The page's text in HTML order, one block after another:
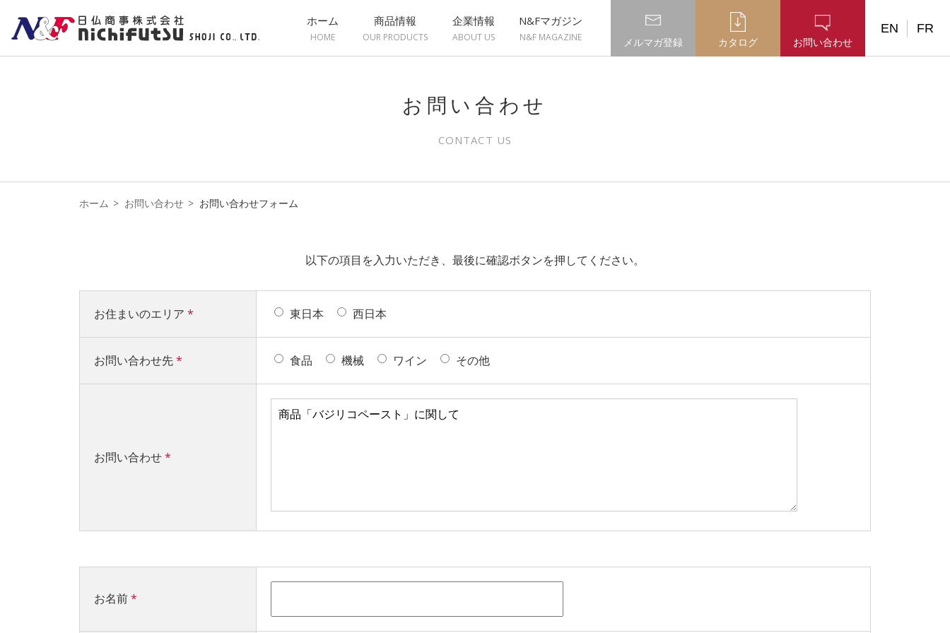
ホーム
HOME
商品情報
OUR PRODUCTS
企業情報
ABOUT US
N&Fマガジン
N&F MAGAZINE メルマガ登録 カタログ お問い合わせ
EN FR
お問い合わせ
CONTACT US
ホーム お問い合わせ お問い合わせフォーム
以下の項目を入力いただき、最後に確認ボタンを押してください。
お住まいのエリア * 東日本 西日本
お問い合わせ先* 食品 機械 ワイン その他
お問い合わせ*
お名前*